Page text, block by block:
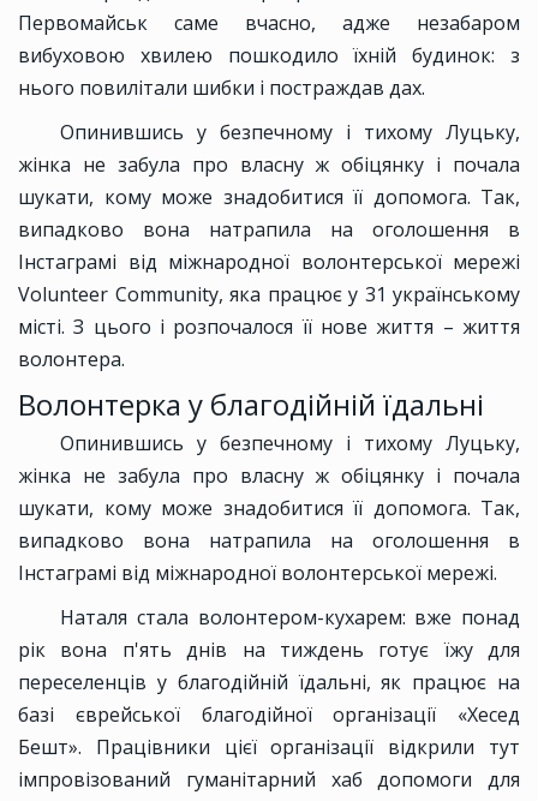
Первомайськ саме вчасно, адже незабаром
вибуховою хвилею пошкодило їхній будинок: з
нього повилітали шибки і постраждав дах.
Опинившись у безпечному і тихому Луцьку,
жінка не забула про власну ж обіцянку і почала
шукати, кому може знадобитися її допомога. Так,
випадково вона натрапила на оголошення в
Інстаграмі від міжнародної волонтерської мережі
Volunteer Community, яка працює у 31 українському
місті. З цього і розпочалося її нове життя – життя
волонтера.
Волонтерка у благодійній їдальні
Опинившись у безпечному і тихому Луцьку,
жінка не забула про власну ж обіцянку і почала
шукати, кому може знадобитися її допомога. Так,
випадково вона натрапила на оголошення в
Інстаграмі від міжнародної волонтерської мережі.
Наталя стала волонтером-кухарем: вже понад
рік вона п'ять днів на тиждень готує їжу для
переселенців у благодійній їдальні, як працює на
базі єврейської благодійної організації «Хесед
Бешт». Працівники цієї організації відкрили тут
імпровізований гуманітарний хаб допомоги для